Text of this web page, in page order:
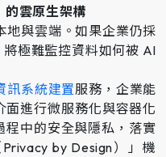
雲原生架構
地與雲端。如果企業仍採
極難監控資料如何被 AI
訊系統建置服務，企業能
面進行微服務化與容器化
中的安全與隱私，落實
by Design）」機